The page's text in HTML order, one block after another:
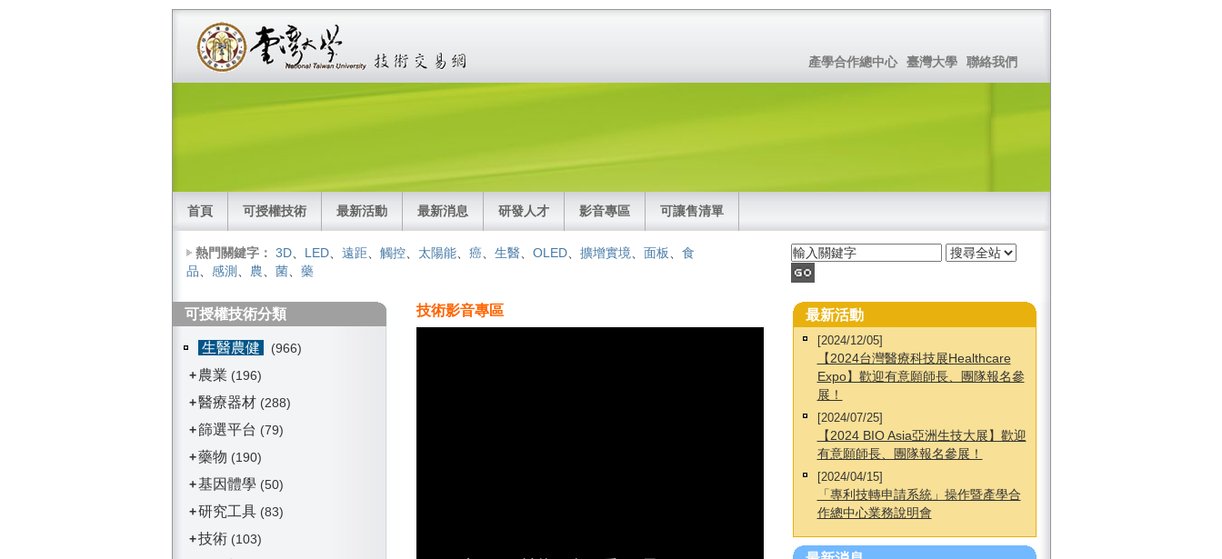
產學合作總中心 臺灣大學 聯絡我們
首頁 可授權技術 最新活動 最新消息 研發人才 影音專區 可讓售清單
熱門關鍵字： 3D、 LED、 遠距、 觸控、 太陽能、 癌、 生醫、 OLED、 擴增實境、 面板、 食
品、 感測 、 農、 菌、 藥
可授權技術分類
生醫農健
(966)
+ 農業 (196)
+醫療器材 (288)
+篩選平台 (79)
+藥物 (190)
+基因體學 (50)
+研究工具(83)
+技術(103)
技術影音專區 最新活動
[2024/12/05]
【2024台灣醫療科技展Healthcare
Expo】歡迎有意願師長、團隊報名參
展！
[2024/07/25]
【2024 BIO Asia亞洲生技大展】歡迎
有意願師長、團隊報名參展！
[2024/04/15]
「專利技轉申請系統」操作暨產學合
作總中心業務說明會